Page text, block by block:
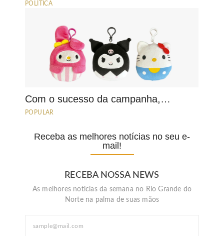
POLÍTICA
Com o sucesso da campanha,…
POPULAR
Receba as melhores notícias no seu e-
mail!
RECEBA NOSSA NEWS
As melhores noticias da semana no Rio Grande do
Norte na palma de suas mãos